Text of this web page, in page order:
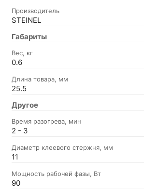
Производитель
STEINEL
Габариты
Вес, кг
0.6
Длина товара, мм
25.5
Другое
Время разогрева, мин
2 - 3
Диаметр клеевого стержня, мм
11
Мощность рабочей фазы, Вт
90